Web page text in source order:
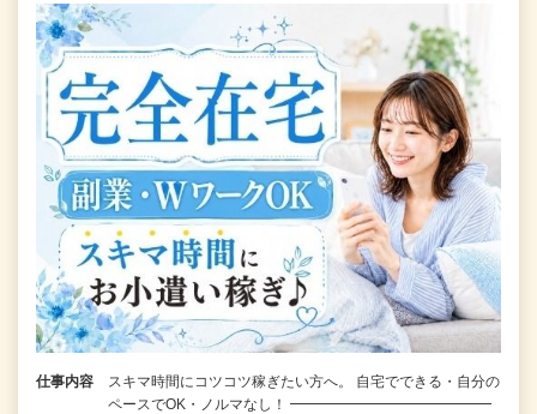
仕事内容
スキマ時間にコツコツ稼ぎたい方へ。 自宅でできる・自分の
ペースでOK・ノルマなし！ ━━━━━━━━━━━━━━